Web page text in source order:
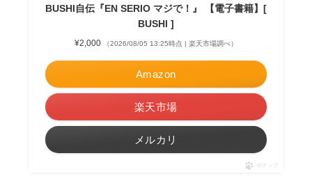
BUSHI自伝『EN SERIO マジで！』 【電子書籍】[
BUSHI ]
¥2,000 （2026/08/05 13:25時点 | 楽天市場調べ）
Amazon
楽天市場
メルカリ
ポチップ